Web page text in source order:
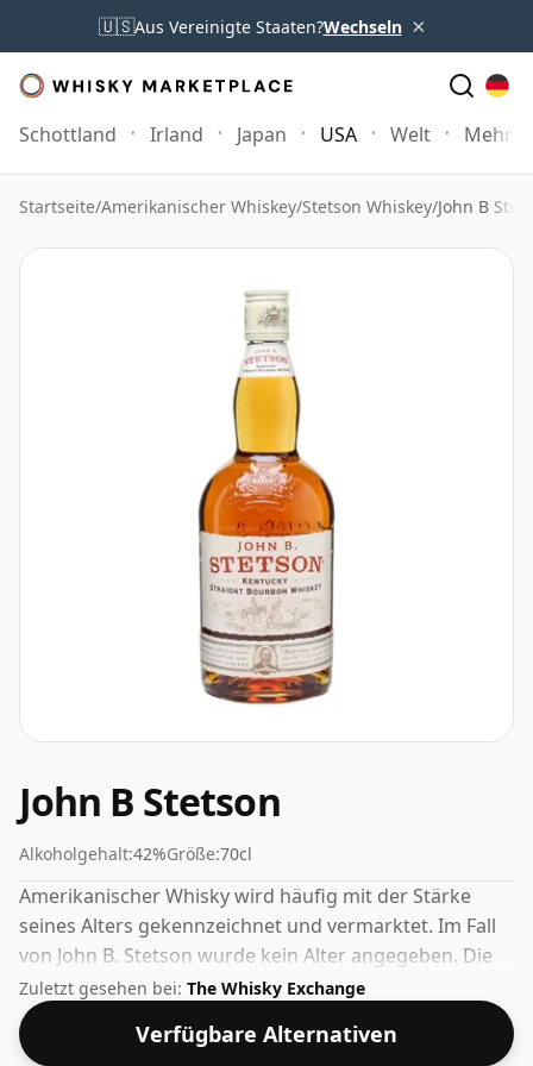
🇺🇸Aus Vereinigte Staaten?Wechseln ×
Schottland Irland Japan USA Welt Mehr
Startseite/Amerikanischer Whiskey/Stetson Whiskey/John B
John B Stetson
Alkoholgehalt:42%Größe:70cl
Amerikanischer Whisky wird häufig mit der Stärke
seines Alters gekennzeichnet und vermarktet. Im Fall
von John B. Stetson wurde kein Alter angegeben. Die
Abfüllstärke dieses Whiskys beträgt 42 % und liegt
damit am unteren Ende der Whisky-Skala. Obwohl
heutzutage viele Verbraucher darauf drängen, dass
Zuletzt gesehen bei: The Whisky Exchange
Verfügbare Alternativen